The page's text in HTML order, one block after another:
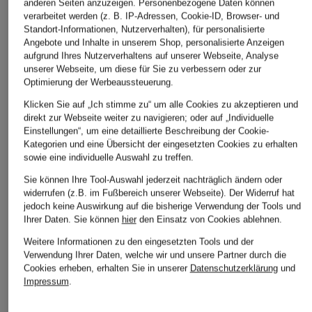
anderen Seiten anzuzeigen. Personenbezogene Daten können
verarbeitet werden (z. B. IP-Adressen, Cookie-ID, Browser- und
Standort-Informationen, Nutzerverhalten), für personalisierte
Angebote und Inhalte in unserem Shop, personalisierte Anzeigen
aufgrund Ihres Nutzerverhaltens auf unserer Webseite, Analyse
unserer Webseite, um diese für Sie zu verbessern oder zur
Optimierung der Werbeaussteuerung.
Klicken Sie auf „Ich stimme zu“ um alle Cookies zu akzeptieren und
direkt zur Webseite weiter zu navigieren; oder auf „Individuelle
Einstellungen“, um eine detaillierte Beschreibung der Cookie-
Kategorien und eine Übersicht der eingesetzten Cookies zu erhalten
sowie eine individuelle Auswahl zu treffen.
Sie können Ihre Tool-Auswahl jederzeit nachträglich ändern oder
widerrufen (z.B. im Fußbereich unserer Webseite). Der Widerruf hat
jedoch keine Auswirkung auf die bisherige Verwendung der Tools und
Ihrer Daten. Sie können hierden Einsatz von Cookies ablehnen.
Weitere Informationen zu den eingesetzten Tools und der
Verwendung Ihrer Daten, welche wir und unsere Partner durch die
Cookies erheben, erhalten Sie in unserer Datenschutzerklärungund
Impressum.